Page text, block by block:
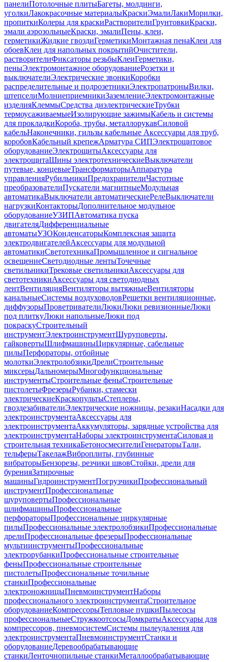
панелиПотолочные плитыБагеты, молдинги,
уголкиЛакокрасочные материалыКраскиЭмалиЛакиМорилки,
пропиткиКолеры для краскиРастворителиГрунтовкиКраски,
эмали аэрозольныеКраски, эмалиПены, клеи,
герметикиЖидкие гвоздиГерметикиМонтажная пенаКлеи для
обоевКлеи для напольных покрытийОчистители,
растворителиФиксаторы резьбыКлеиГерметики,
пеныЭлектромонтажное оборудованиеРозетки и
выключателиЭлектрические звонкиКоробки
распределительные и подрозетникиЭлектропатроныВилки,
штепселиМолниеприемникиЗаземлениеЭлектромонтажные
изделияКлеммыСредства диэлектрическиеТрубки
термоусаживаемыеИзолирующие зажимыКабель и системы
для прокладкиКороба, трубы, металлорукавСиловой
кабельНаконечники, гильзы кабельные Аксессуары для труб,
коробовКабельный крепежАрматура СИПЭлектрощитовое
оборудованиеЭлектрощитыАксессуары для
электрощитаШины электротехническиеВыключатели
путевые, концевыеТрансформаторыАппаратура
управленияРубильникиПредохранителиЧастотные
преобразователиПускатели магнитныеМодульная
автоматикаВыключатели автоматическиеРелеВыключатели
нагрузкиКонтакторыДополнительное модульное
оборудованиеУЗИПАвтоматика пуска
двигателяДифференциальные
автоматыУЗОКонденсаторыКомплексная защита
электродвигателейАксессуары для модульной
автоматикиСветотехникаПромышленное и сигнальное
освещениеСветодиодные лентыТочечные
светильникиТрековые светильникиАксессуары для
светотехникиАксессуары для светодиодных
лентВентиляцияВентиляторы вытяжныеВентиляторы
канальныеСистемы воздуховодовРешетки вентиляционные,
диффузорыПроветривателиЛюкиЛюки ревизионныеЛюки
под плиткуЛюки напольныеЛюки под
покраскуСтроительный
инструментЭлектроинструментШуруповерты,
гайковертыШлифмашиныЦиркулярные, сабельные
пилыПерфораторы, отбойные
молоткиЭлектролобзикиДрелиСтроительные
миксерыДальномерыМногофункциональные
инструментыСтроительные феныСтроительные
пистолетыФрезерыРубанки, стамески
электрическиеКраскопультыСтеплеры,
гвоздезабивателиЭлектрические ножницы, резакиНасадки для
электроинструментаАксессуары для
электроинструментаАккумуляторы, зарядные устройства для
электроинструментаНаборы электроинструментаСиловая и
строительная техникаБетоносмесителиГенераторыТали,
тельферыТакелажВиброплиты, глубинные
вибраторыБензорезы, резчики швовСтойки, дрели для
буренияЗатирочные
машиныГидроинструментПогрузчикиПрофессиональный
инструментПрофессиональные
шуруповертыПрофессиональные
шлифмашиныПрофессиональные
перфораторыПрофессиональные циркулярные
пилыПрофессиональные электролобзикиПрофессиональные
дрелиПрофессиональные фрезерыПрофессиональные
мультиинструментыПрофессиональные
электрорубанкиПрофессиональные строительные
феныПрофессиональные строительные
пистолетыПрофессиональные точильные
станкиПрофессиональные
электроножницыПневмоинструментНаборы
профессионального электроинструментаСтроительное
оборудованиеКомпрессорыТепловые пушкиПылесосы
профессиональныеСтружкоотсосыДомкратыАксессуары для
компрессоров, пневмосистемСистемы пылеудаления для
электроинструментаПневмоинструментСтанки и
оборудованиеДеревообрабатывающие
станкиЛенточнопильные станкиМеталлообрабатывающие